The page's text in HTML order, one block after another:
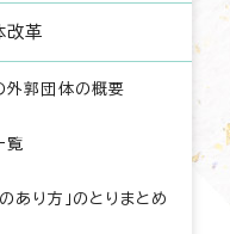
改革
外郭団体の概要
覧
あり方」のとりまとめ